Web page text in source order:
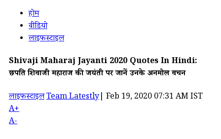
होम
वीडियो
लाइफस्टाइल
Shivaji Maharaj Jayanti 2020 Quotes In Hindi:
छत्रपति शिवाजी महाराज की जयंती पर जानें उनके अनमोल वचन
लाइफस्टाइलTeam Latestly Feb 19, 2020 07:31 AM IST
A+
A-